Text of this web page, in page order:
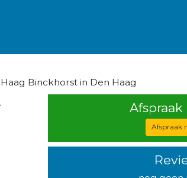
Binckhorst in Den Haag
Afspraak